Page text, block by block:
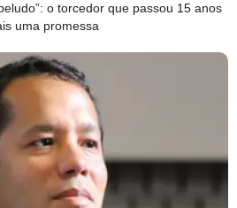
o torcedor que passou 15 anos
uma promessa